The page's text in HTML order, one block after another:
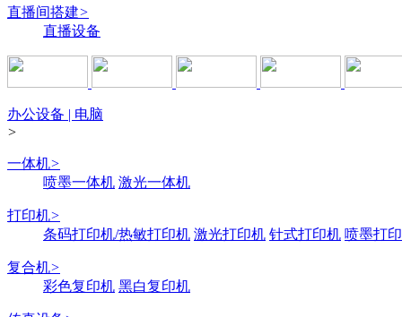
直播间搭建>
直播设备
办公设备 | 电脑
>
一体机>
喷墨一体机 激光一体机
打印机>
条码打印机/热敏打印机 激光打印机 针式打印机 喷墨打
复合机>
彩色复印机 黑白复印机